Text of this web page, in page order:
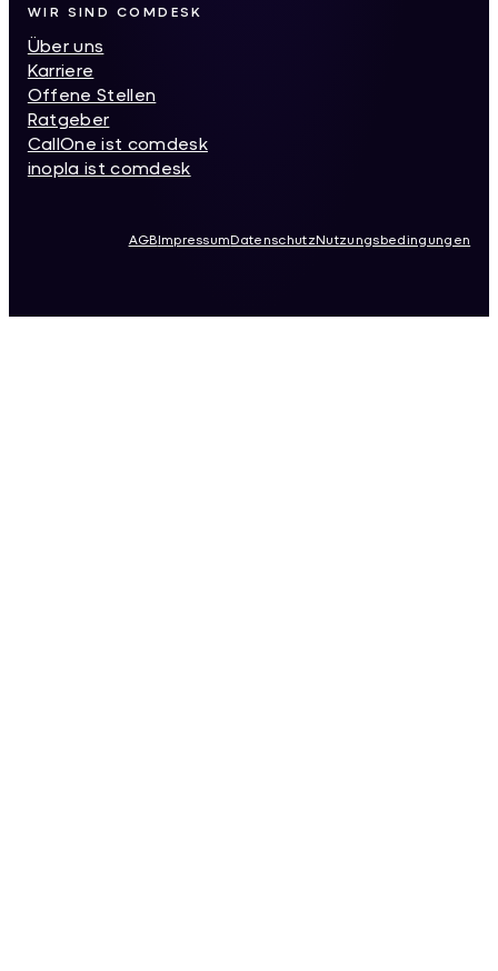
WIR SIND COMDESK
Über uns
Karriere
Offene Stellen
Ratgeber
CallOne ist comdesk
inopla ist comdesk
AGBImpressumDatenschutzNutzungsbedingungen